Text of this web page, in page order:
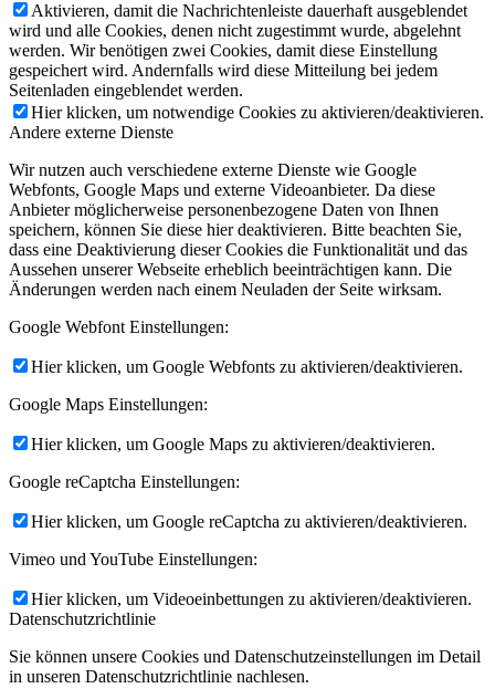
Aktivieren, damit die Nachrichtenleiste dauerhaft ausgeblendet
wird und alle Cookies, denen nicht zugestimmt wurde, abgelehnt
werden. Wir benötigen zwei Cookies, damit diese Einstellung
gespeichert wird. Andernfalls wird diese Mitteilung bei jedem
Seitenladen eingeblendet werden.
Hier klicken, um notwendige Cookies zu aktivieren/deaktivieren.
Andere externe Dienste
Wir nutzen auch verschiedene externe Dienste wie Google
Webfonts, Google Maps und externe Videoanbieter. Da diese
Anbieter möglicherweise personenbezogene Daten von Ihnen
speichern, können Sie diese hier deaktivieren. Bitte beachten Sie,
dass eine Deaktivierung dieser Cookies die Funktionalität und das
Aussehen unserer Webseite erheblich beeinträchtigen kann. Die
Änderungen werden nach einem Neuladen der Seite wirksam.
Google Webfont Einstellungen:
Hier klicken, um Google Webfonts zu aktivieren/deaktivieren.
Google Maps Einstellungen:
Hier klicken, um Google Maps zu aktivieren/deaktivieren.
Google reCaptcha Einstellungen:
Hier klicken, um Google reCaptcha zu aktivieren/deaktivieren.
Vimeo und YouTube Einstellungen:
Hier klicken, um Videoeinbettungen zu aktivieren/deaktivieren.
Datenschutzrichtlinie
Sie können unsere Cookies und Datenschutzeinstellungen im Detail
in unseren Datenschutzrichtlinie nachlesen.